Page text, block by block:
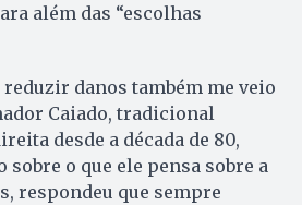
além das “escolhas
danos também me veio
Caiado, tradicional
desde a década de 80,
sobre o que ele pensa sobre a
respondeu que sempre